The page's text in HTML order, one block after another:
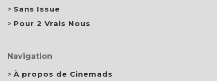
Sans Issue
Pour 2 Vrais Nous
Navigation
À propos de Cinemads